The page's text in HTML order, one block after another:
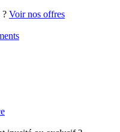
? Voir nos offres